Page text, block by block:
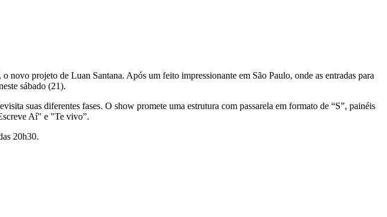
projeto de Luan Santana. Após um feito impressionante em São Paulo, onde as entradas para
sábado (21).
suas diferentes fases. O show promete uma estrutura com passarela em formato de “S”, painéis
Aí" e "Te vivo”.
20h30.